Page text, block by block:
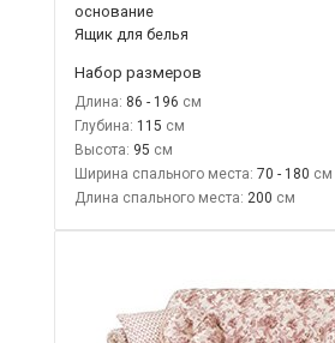
основание
Ящик для белья
Набор размеров
Длина: 86 - 196
Глубина: 115
Высота: 95
Ширина спального места: 70 - 180
Длина спального места: 200